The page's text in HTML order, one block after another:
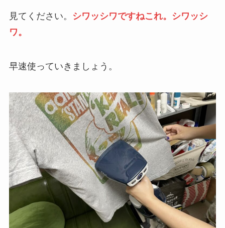
見てください。
シワッシワですねこれ。シワッシ
ワ。
早速使っていきましょう。